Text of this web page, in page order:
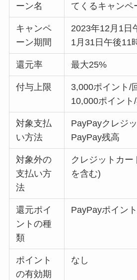
ーン名
てくるキャンペ
キャンペ
ーン期間
2023年12月1日
1月31日午後11
還元率 最大25%
付与上限
3,000ポイント/
10,000ポイント
対象支払
い方法
PayPayクレジ
PayPay残高
対象外の
支払い方
法
クレジットカー
を含む)
還元ポイ
ントの種
類
PayPayポイント
ポイント
の有効期
なし